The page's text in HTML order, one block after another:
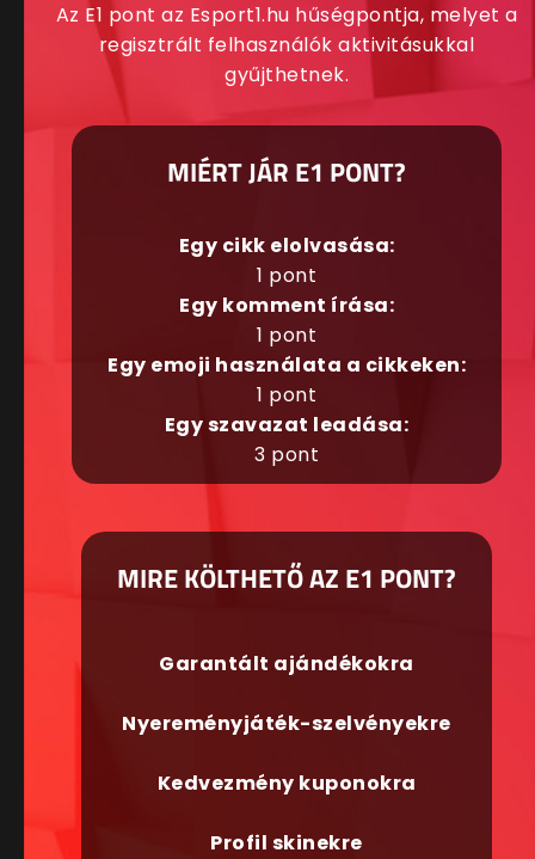
Az E1 pont az Esport1.hu hűségpontja, melyet a
regisztrált felhasználók aktivitásukkal
gyűjthetnek.
MIÉRT JÁR E1 PONT?
Egy cikk elolvasása:
1 pont
Egy komment írása:
1 pont
Egy emoji használata a cikkeken:
1 pont
Egy szavazat leadása:
3 pont
MIRE KÖLTHETŐ AZ E1 PONT?
Garantált ajándékokra
Nyereményjáték-szelvényekre
Kedvezmény kuponokra
Profil skinekre